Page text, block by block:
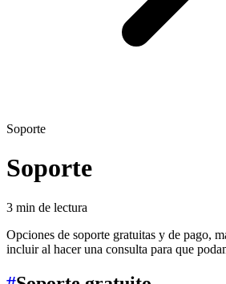
Soporte
Soporte
3 min de lectura
Opciones de soporte gratuitas y de pago,
incluir al hacer una consulta para que